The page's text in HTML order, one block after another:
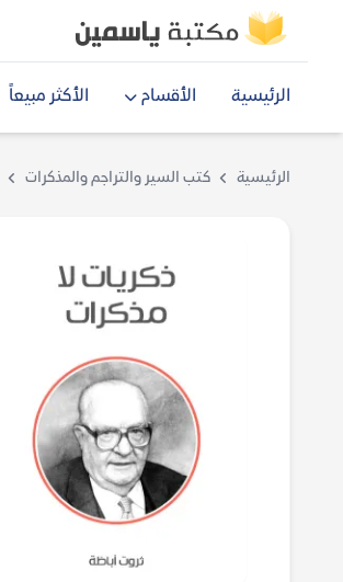
الرئيسية الأقسام الأكثر مبيعاً
الرئيسية كتب السير والتراجم والمذكرات